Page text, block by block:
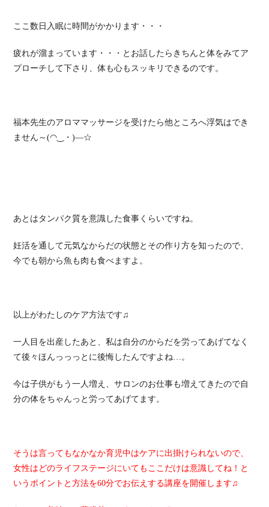
ここ数日入眠に時間がかかります・・・
疲れが溜まっています・・・とお話したらきちんと体をみてア
プローチして下さり、体も心もスッキリできるのです。
福本先生のアロママッサージを受けたら他ところへ浮気はでき
ません～(◠‿・)—☆
あとはタンパク質を意識した食事くらいですね。
妊活を通して元気なからだの状態とその作り方を知ったので、
今でも朝から魚も肉も食べますよ。
以上がわたしのケア方法です♫
一人目を出産したあと、私は自分のからだを労ってあげてなく
て後々ほんっっっとに後悔したんですよね…。
今は子供がもう一人増え、サロンのお仕事も増えてきたので自
分の体をちゃんっと労ってあげてます。
そうは言ってもなかなか育児中はケアに出掛けられないので、
女性はどのライフステージにいてもここだけは意識してね！と
いうポイントと方法を60分でお伝えする講座を開催します♫